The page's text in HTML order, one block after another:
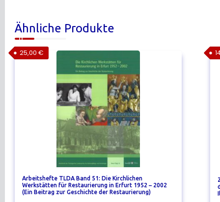
Ähnliche Produkte
Arbeitshefte TLDA Band 51: Die Kirchlichen
Werkstätten für Restaurierung in Erfurt 1952 – 2002
(Ein Beitrag zur Geschichte der Restaurierung)
25,00 €